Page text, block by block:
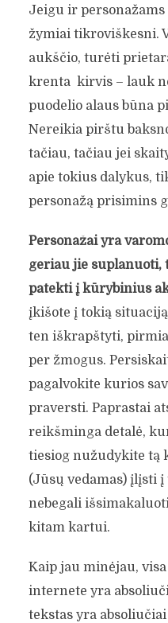
Jeigu ir
žymiai tikroviškesni.
aukščio, turėti
krenta kirvis – lauk
puodelio alaus būna
Nereikia pirštu
tačiau, tačiau jei
apie tokius dalykus,
personažą prisimins
Personažai yra
geriau jie
patekti į kūrybinius
įkišote į tokią
ten iškrapštyti,
per žmogus.
pagalvokite kurios
praversti. Paprastai
reikšminga detalė,
tiesiog nužudykite tą
(Jūsų vedamas) įlįsti
nebegali
kitam kartui.
Kaip jau minėjau,
internete yra
tekstas yra